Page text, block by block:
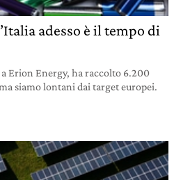
adesso è il tempo di
Erion Energy, ha raccolto 6.200
siamo lontani dai target europei.